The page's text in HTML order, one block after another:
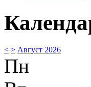
< > Август 2026
Пн